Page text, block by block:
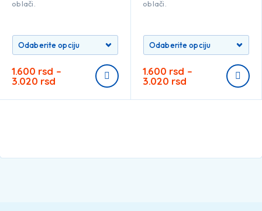
oblači.
1.600 rsd –
3.020 rsd
oblači.
1.600 rsd –
3.020 rsd